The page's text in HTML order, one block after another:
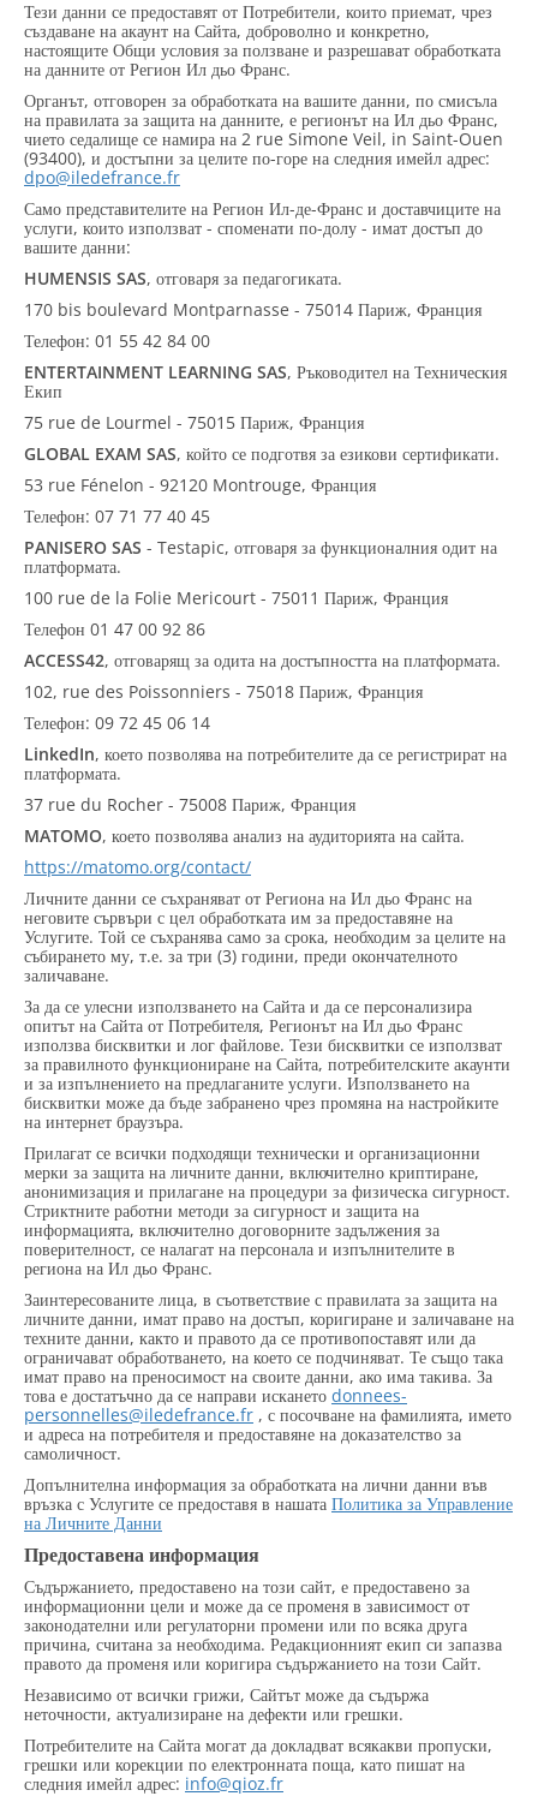
Тези данни се предоставят от Потребители, които приемат, чрез
създаване на акаунт на Сайта, доброволно и конкретно,
настоящите Общи условия за ползване и разрешават обработката
на данните от Регион Ил дьо Франс.
Органът, отговорен за обработката на вашите данни, по смисъла
на правилата за защита на данните, е регионът на Ил дьо Франс,
чието седалище се намира на 2 rue Simone Veil, in Saint-Ouen
(93400), и достъпни за целите по-горе на следния имейл адрес:
dpo@iledefrance.fr
Само представителите на Регион Ил-де-Франс и доставчиците на
услуги, които използват - споменати по-долу - имат достъп до
вашите данни:
HUMENSIS SAS, отговаря за педагогиката.
170 bis boulevard Montparnasse - 75014 Париж, Франция
Телефон: 01 55 42 84 00
ENTERTAINMENT LEARNING SAS, Ръководител на Техническия
Екип
75 rue de Lourmel - 75015 Париж, Франция
GLOBAL EXAM SAS, който се подготвя за езикови сертификати.
53 rue Fénelon - 92120 Montrouge, Франция
Телефон: 07 71 77 40 45
PANISERO SAS - Testapic, отговаря за функционалния одит на
платформата.
100 rue de la Folie Mericourt - 75011 Париж, Франция
Телефон 01 47 00 92 86
ACCESS42, отговарящ за одита на достъпността на платформата.
102, rue des Poissonniers - 75018 Париж, Франция
Телефон: 09 72 45 06 14
LinkedIn, което позволява на потребителите да се регистрират на
платформата.
37 rue du Rocher - 75008 Париж, Франция
MATOMO, което позволява анализ на аудиторията на сайта.
https://matomo.org/contact/
Личните данни се съхраняват от Региона на Ил дьо Франс на
неговите сървъри с цел обработката им за предоставяне на
Услугите. Той се съхранява само за срока, необходим за целите на
събирането му, т.е. за три (3) години, преди окончателното
заличаване.
За да се улесни използването на Сайта и да се персонализира
опитът на Сайта от Потребителя, Регионът на Ил дьо Франс
използва бисквитки и лог файлове. Тези бисквитки се използват
за правилното функциониране на Сайта, потребителските акаунти
и за изпълнението на предлаганите услуги. Използването на
бисквитки може да бъде забранено чрез промяна на настройките
на интернет браузъра.
Прилагат се всички подходящи технически и организационни
мерки за защита на личните данни, включително криптиране,
анонимизация и прилагане на процедури за физическа сигурност.
Стриктните работни методи за сигурност и защита на
информацията, включително договорните задължения за
поверителност, се налагат на персонала и изпълнителите в
региона на Ил дьо Франс.
Заинтересованите лица, в съответствие с правилата за защита на
личните данни, имат право на достъп, коригиране и заличаване на
техните данни, както и правото да се противопоставят или да
ограничават обработването, на което се подчиняват. Те също така
имат право на преносимост на своите данни, ако има такива. За
това е достатъчно да се направи искането donnees-
personnelles@iledefrance.fr , с посочване на фамилията, името
и адреса на потребителя и предоставяне на доказателство за
самоличност.
Допълнителна информация за обработката на лични данни във
връзка с Услугите се предоставя в нашата Политика за Управление
на Личните Данни
Предоставена информация
Съдържанието, предоставено на този сайт, е предоставено за
информационни цели и може да се променя в зависимост от
законодателни или регулаторни промени или по всяка друга
причина, считана за необходима. Редакционният екип си запазва
правото да променя или коригира съдържанието на този Сайт.
Независимо от всички грижи, Сайтът може да съдържа
неточности, актуализиране на дефекти или грешки.
Потребителите на Сайта могат да докладват всякакви пропуски,
грешки или корекции по електронната поща, като пишат на
следния имейл адрес: info@qioz.fr